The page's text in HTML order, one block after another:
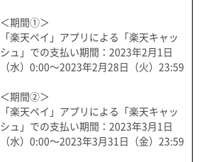
＜期間①＞
「楽天ペイ」アプリによる「楽天キャッ
シュ」での支払い期間：2023年2月1日
（水）0:00～2023年2月28日（火）23:59
＜期間②＞
「楽天ペイ」アプリによる「楽天キャッ
シュ」での支払い期間：2023年3月1日
（水）0:00～2023年3月31日（金）23:59